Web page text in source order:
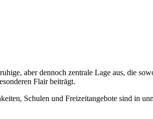
aber dennoch zentrale Lage aus, die
Flair beiträgt.
Schulen und Freizeitangebote sind in